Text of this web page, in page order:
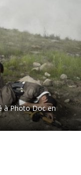
à Photo Doc en